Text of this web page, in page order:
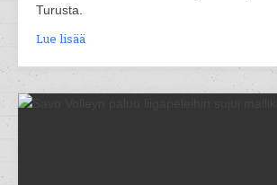
Turusta.
Lue lisää